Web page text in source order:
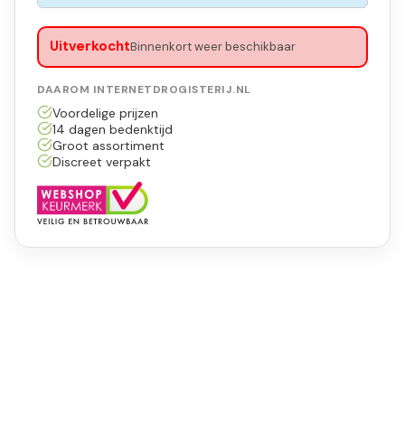
UitverkochtBinnenkort weer beschikbaar
DAAROM INTERNETDROGISTERIJ.NL
Voordelige prijzen
14 dagen bedenktijd
Groot assortiment
Discreet verpakt